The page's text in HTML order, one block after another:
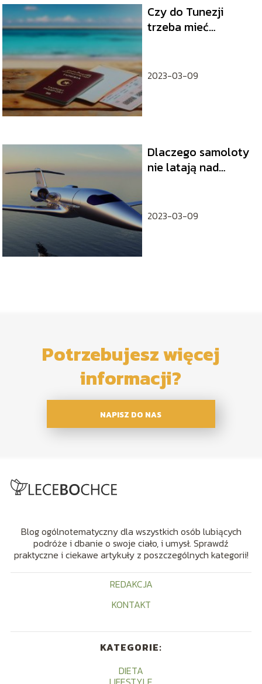
Czy do Tunezji
trzeba mieć
2023-03-09
Dlaczego samoloty
nie latają nad
2023-03-09
Potrzebujesz więcej
informacji?
NAPISZ DO NAS
Blog ogólnotematyczny dla wszystkich osób lubiących
podróże i dbanie o swoje ciało, i umysł. Sprawdź
praktyczne i ciekawe artykuły z poszczególnych kategorii!
REDAKCJA
KONTAKT
KATEGORIE:
DIETA